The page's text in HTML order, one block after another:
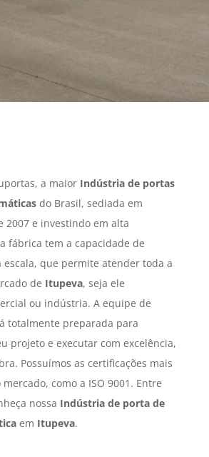
a maior Indústria de portas
do Brasil, sediada em
2007 e investindo em alta
fábrica tem a capacidade de
que permite atender toda a
de Itupeva, seja ele
ou indústria. A equipe de
totalmente preparada para
projeto e executar com excelência,
Possuímos as certificações mais
como a ISO 9001. Entre
nossa Indústria de porta de
em Itupeva.